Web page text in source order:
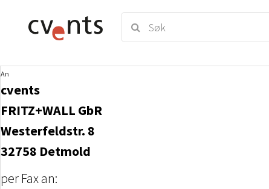
An
cvents
FRITZ+WALL GbR
Westerfeldstr. 8
32758 Detmold
per Fax an: